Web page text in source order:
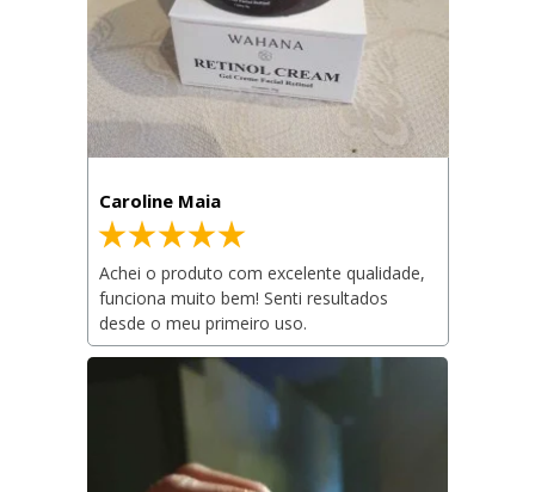
Achei o produto com excelente qualidade,
funciona muito bem! Senti resultados
desde o meu primeiro uso.
Caroline Maia